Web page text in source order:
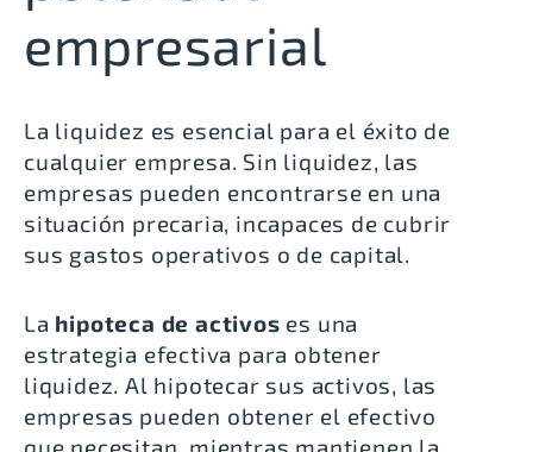
empresarial
La liquidez es esencial para el éxito de
cualquier empresa. Sin liquidez, las
empresas pueden encontrarse en una
situación precaria, incapaces de cubrir
sus gastos operativos o de capital.
La hipoteca de activos es una
estrategia efectiva para obtener
liquidez. Al hipotecar sus activos, las
empresas pueden obtener el efectivo